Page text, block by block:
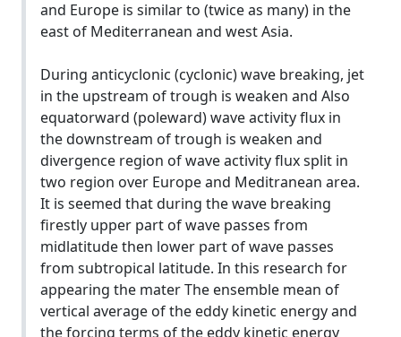
and Europe is similar to (twice as many) in the
east of Mediterranean and west Asia.
During anticyclonic (cyclonic) wave breaking, jet
in the upstream of trough is weaken and Also
equatorward (poleward) wave activity flux in
the downstream of trough is weaken and
divergence region of wave activity flux split in
two region over Europe and Meditranean area.
It is seemed that during the wave breaking
firestly upper part of wave passes from
midlatitude then lower part of wave passes
from subtropical latitude. In this research for
appearing the mater The ensemble mean of
vertical average of the eddy kinetic energy and
the forcing terms of the eddy kinetic energy